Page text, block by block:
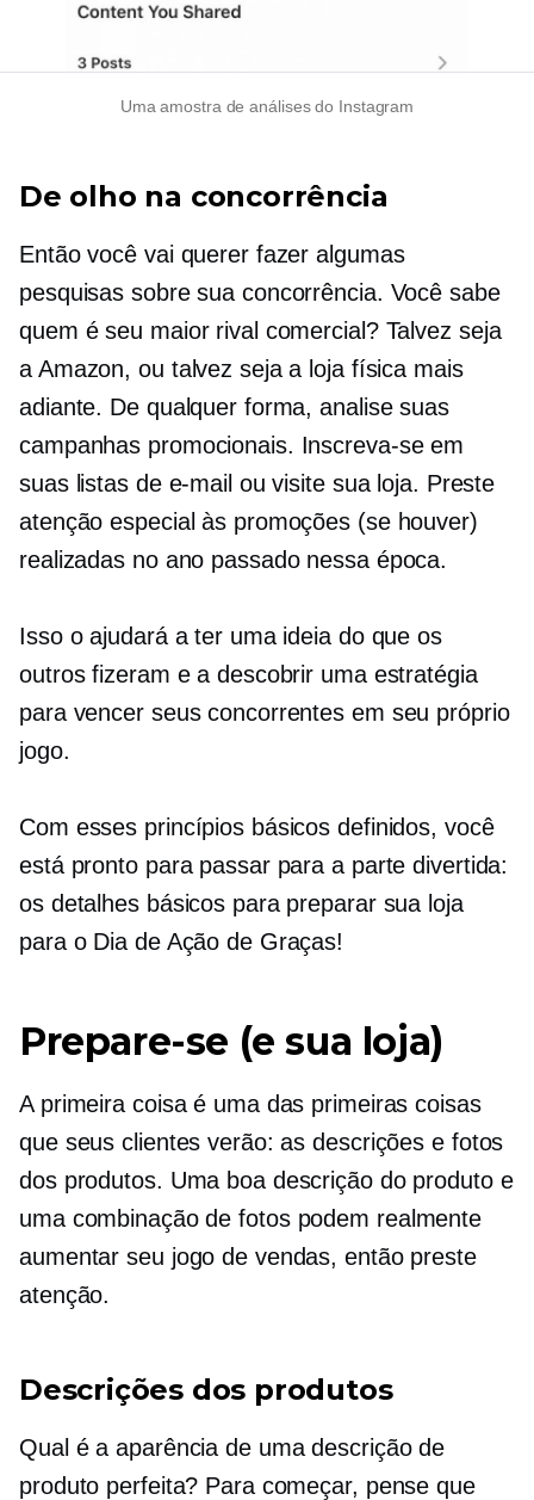
Uma amostra de análises do Instagram
De olho na concorrência
Então você vai querer fazer algumas
pesquisas sobre sua concorrência. Você sabe
quem é seu maior rival comercial? Talvez seja
a Amazon, ou talvez seja a loja física mais
adiante. De qualquer forma, analise suas
campanhas promocionais. Inscreva-se em
suas listas de e-mail ou visite sua loja. Preste
atenção especial às promoções (se houver)
realizadas no ano passado nessa época.
Isso o ajudará a ter uma ideia do que os
outros fizeram e a descobrir uma estratégia
para vencer seus concorrentes em seu próprio
jogo.
Com esses princípios básicos definidos, você
está pronto para passar para a parte divertida:
os detalhes básicos para preparar sua loja
para o Dia de Ação de Graças!
Prepare-se (e sua loja)
A primeira coisa é uma das primeiras coisas
que seus clientes verão: as descrições e fotos
dos produtos. Uma boa descrição do produto e
uma combinação de fotos podem realmente
aumentar seu jogo de vendas, então preste
atenção.
Descrições dos produtos
Qual é a aparência de uma descrição de
produto perfeita? Para começar, pense que